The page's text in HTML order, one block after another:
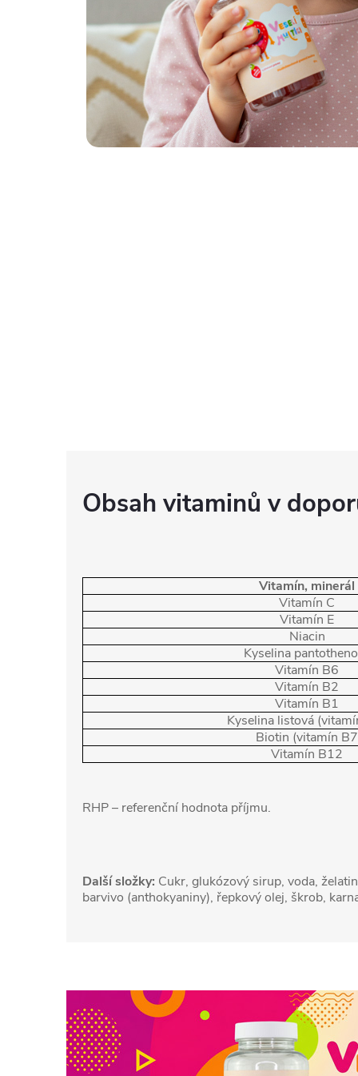
Obsah vitaminů v
Vitamín, minerál
Vitamín C
Vitamín E
Niacin
Kyselina
Vitamín B6
Vitamín B2
Vitamín B1
Kyselina listová
Biotin (vitamín B7
Vitamín B12
RHP – referenční hodnota příjmu.
Další složky: Cukr, glukózový sirup, voda,
barvivo (anthokyaniny), řepkový olej, škrob,